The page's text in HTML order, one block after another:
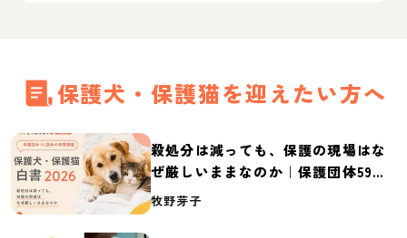
保護犬・保護猫を迎えたい方へ
殺処分は減っても、保護の現場はな
ぜ厳しいままなのか｜保護団体59団
体の実態調査【保護犬・保護猫白書
牧野芽子